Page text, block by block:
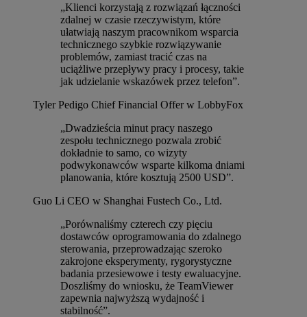
„Klienci korzystają z rozwiązań łączności
zdalnej w czasie rzeczywistym, które
ułatwiają naszym pracownikom wsparcia
technicznego szybkie rozwiązywanie
problemów, zamiast tracić czas na
uciążliwe przepływy pracy i procesy, takie
jak udzielanie wskazówek przez telefon”.
Tyler Pedigo Chief Financial Offer w LobbyFox
„Dwadzieścia minut pracy naszego
zespołu technicznego pozwala zrobić
dokładnie to samo, co wizyty
podwykonawców wsparte kilkoma dniami
planowania, które kosztują 2500 USD”.
Guo Li CEO w Shanghai Fustech Co., Ltd.
„Porównaliśmy czterech czy pięciu
dostawców oprogramowania do zdalnego
sterowania, przeprowadzając szeroko
zakrojone eksperymenty, rygorystyczne
badania przesiewowe i testy ewaluacyjne.
Doszliśmy do wniosku, że TeamViewer
zapewnia najwyższą wydajność i
stabilność”.